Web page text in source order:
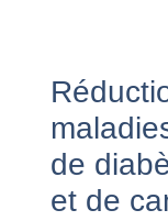
de
et de